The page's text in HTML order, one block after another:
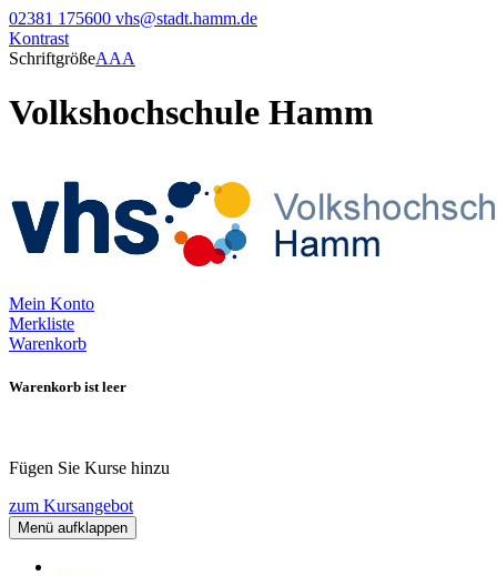
02381 175600 vhs@stadt.hamm.de
Kontrast
SchriftgrößeAAA
Volkshochschule Hamm
Mein Konto
Merkliste
Warenkorb
Warenkorb ist leer
Fügen Sie Kurse hinzu
zum Kursangebot
Menü aufklappen